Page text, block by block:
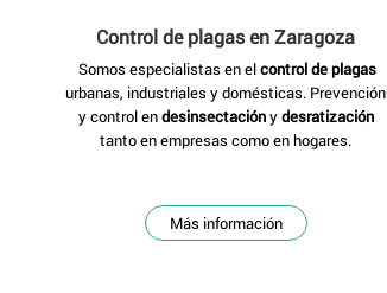
Control de plagas en Zaragoza
Somos especialistas en elcontrol de plagas
urbanas, industriales y domésticas. Prevención
y control endesinsectaciónydesratización
tanto en empresas como en hogares.
Más información